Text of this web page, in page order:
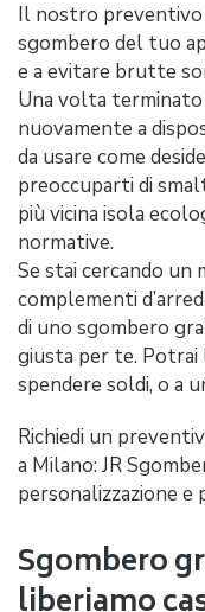
Il nostro preventivo
sgombero del tuo
e a evitare brutte
Una volta
nuovamente a
da usare come
preoccuparti di
più vicina isola
normative.
Se stai cercando un
complementi
di uno sgombero
giusta per te. Potrai
spendere soldi, o a
Richiedi un
a Milano: JR
personalizzazione e
Sgombero